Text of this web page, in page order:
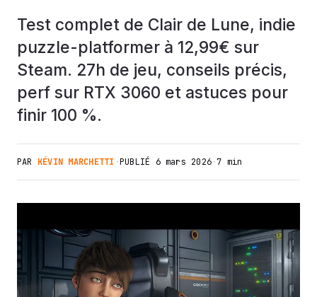
Test complet de Clair de Lune, indie
puzzle-platformer à 12,99€ sur
Steam. 27h de jeu, conseils précis,
perf sur RTX 3060 et astuces pour
finir 100 %.
PAR KÉVIN MARCHETTI ·PUBLIÉ 6 mars 2026·7 min